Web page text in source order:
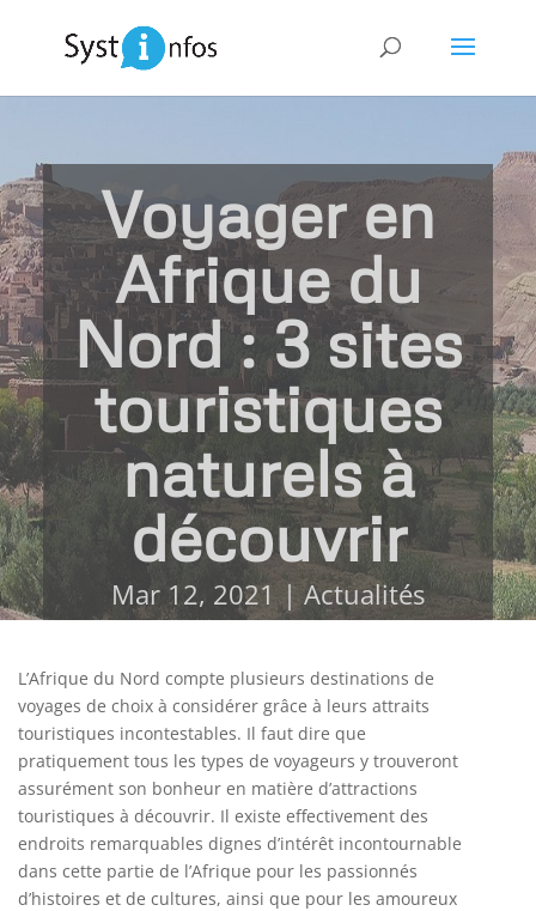
Voyager en
Afrique du
Nord : 3 sites
touristiques
naturels à
découvrir
Mar 12, 2021 |Actualités
L’Afrique du Nord compte plusieurs destinations de
voyages de choix à considérer grâce à leurs attraits
touristiques incontestables. Il faut dire que
pratiquement tous les types de voyageurs y trouveront
assurément son bonheur en matière d’attractions
touristiques à découvrir. Il existe effectivement des
endroits remarquables dignes d’intérêt incontournable
dans cette partie de l’Afrique pour les passionnés
d’histoires et de cultures, ainsi que pour les amoureux